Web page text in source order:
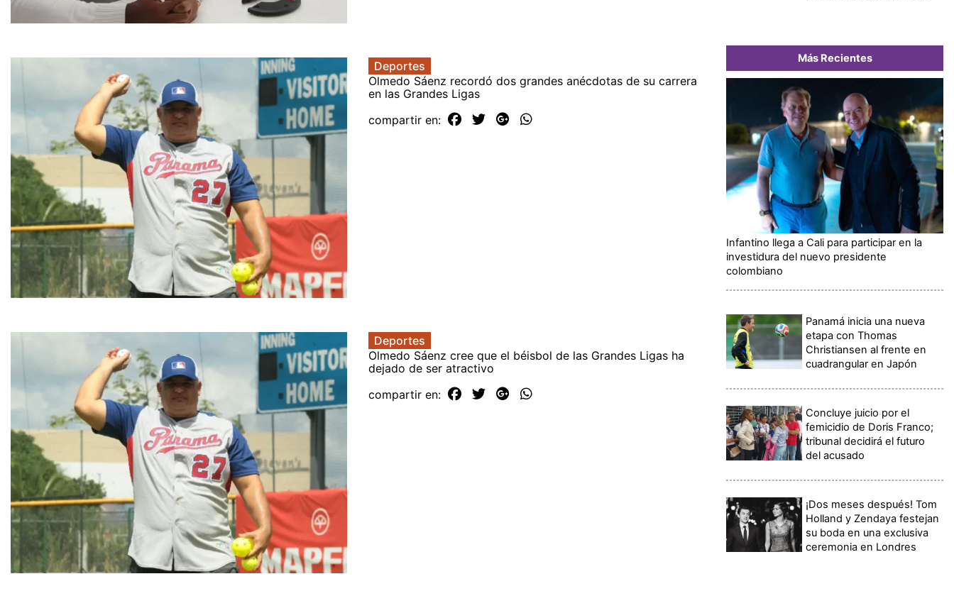
Deportes
Olmedo Sáenz recordó dos grandes anécdotas de su carrera
en las Grandes Ligas
compartir en:
Deportes
Olmedo Sáenz cree que el béisbol de las Grandes Ligas ha
dejado de ser atractivo
compartir en:
Más Recientes
Infantino llega a Cali para participar en la
investidura del nuevo presidente
colombiano
Panamá inicia una nueva
etapa con Thomas
Christiansen al frente en
cuadrangular en Japón
Concluye juicio por el
femicidio de Doris Franco;
tribunal decidirá el futuro
del acusado
¡Dos meses después! Tom
Holland y Zendaya festejan
su boda en una exclusiva
ceremonia en Londres